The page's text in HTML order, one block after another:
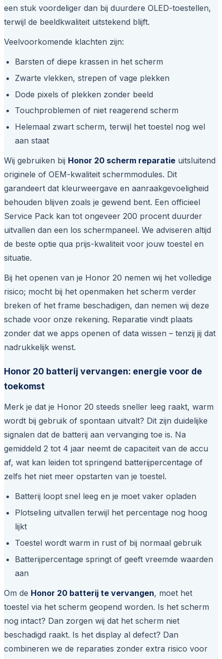
een stuk voordeliger dan bij duurdere OLED-toestellen,
terwijl de beeldkwaliteit uitstekend blijft.
Veelvoorkomende klachten zijn:
Barsten of diepe krassen in het scherm
Zwarte vlekken, strepen of vage plekken
Dode pixels of plekken zonder beeld
Touchproblemen of niet reagerend scherm
Helemaal zwart scherm, terwijl het toestel nog wel
aan staat
Wij gebruiken bij Honor 20 scherm reparatie uitsluitend
originele of OEM-kwaliteit schermmodules. Dit
garandeert dat kleurweergave en aanraakgevoeligheid
behouden blijven zoals je gewend bent. Een officieel
Service Pack kan tot ongeveer 200 procent duurder
uitvallen dan een los schermpaneel. We adviseren altijd
de beste optie qua prijs-kwaliteit voor jouw toestel en
situatie.
Bij het openen van je Honor 20 nemen wij het volledige
risico; mocht bij het openmaken het scherm verder
breken of het frame beschadigen, dan nemen wij deze
schade voor onze rekening. Reparatie vindt plaats
zonder dat we apps openen of data wissen – tenzij jij dat
nadrukkelijk wenst.
Honor 20 batterij vervangen: energie voor de
toekomst
Merk je dat je Honor 20 steeds sneller leeg raakt, warm
wordt bij gebruik of spontaan uitvalt? Dit zijn duidelijke
signalen dat de batterij aan vervanging toe is. Na
gemiddeld 2 tot 4 jaar neemt de capaciteit van de accu
af, wat kan leiden tot springend batterijpercentage of
zelfs het niet meer opstarten van je toestel.
Batterij loopt snel leeg en je moet vaker opladen
Plotseling uitvallen terwijl het percentage nog hoog
lijkt
Toestel wordt warm in rust of bij normaal gebruik
Batterijpercentage springt of geeft vreemde waarden
aan
Om de Honor 20 batterij te vervangen, moet het
toestel via het scherm geopend worden. Is het scherm
nog intact? Dan zorgen wij dat het scherm niet
beschadigd raakt. Is het display al defect? Dan
combineren we de reparaties zonder extra risico voor